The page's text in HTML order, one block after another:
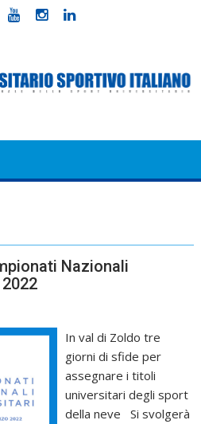
Nazionali
In val di Zoldo tre
giorni di sfide per
assegnare i titoli
universitari degli sport
della neve Si svolgerà